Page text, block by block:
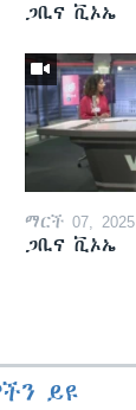
ጋቢና ቪኦኤ
ማርች 07, 2025
ጋቢና ቪኦኤ
ይዩ